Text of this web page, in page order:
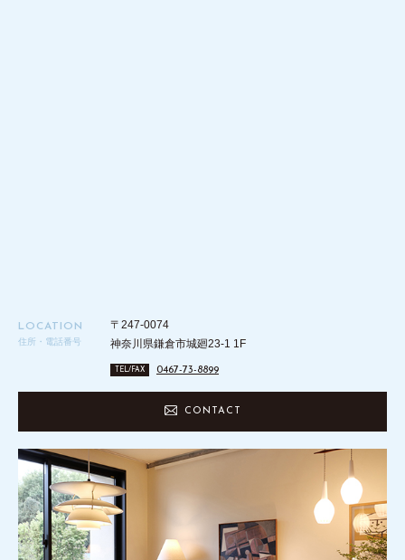
LOCATION
住所・電話番号
〒247-0074
神奈川県鎌倉市城廻23-1 1F
TEL/FAX 0467-73-8899
CONTACT